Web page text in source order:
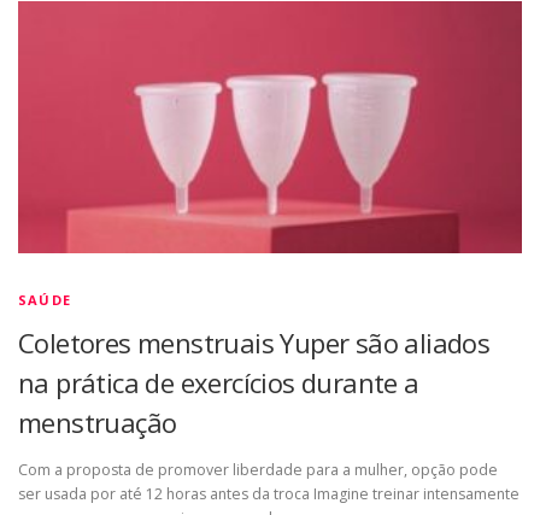
SAÚDE
Coletores menstruais Yuper são aliados
na prática de exercícios durante a
menstruação
Com a proposta de promover liberdade para a mulher, opção pode
ser usada por até 12 horas antes da troca Imagine treinar intensamente